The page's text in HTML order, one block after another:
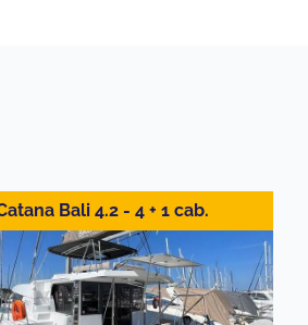
Bali 4.2 - 4 + 1 cab.